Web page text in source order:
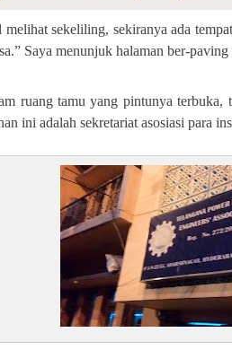
sekeliling, sekiranya ada
Saya menunjuk halaman ber-
ruang tamu yang pintunya terbuka,
ini adalah sekretariat asosiasi para